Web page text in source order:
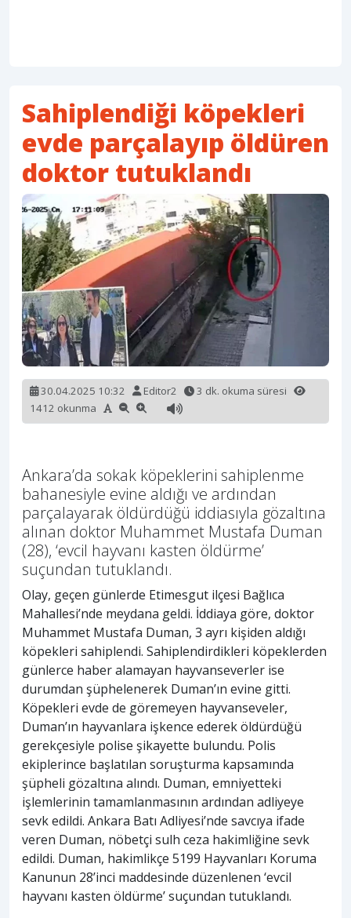
Sahiplendiği köpekleri
evde parçalayıp öldüren
doktor tutuklandı
30.04.2025 10:32 Editor2
3 dk. okuma süresi
1412 okunma
Ankara’da sokak köpeklerini sahiplenme
bahanesiyle evine aldığı ve ardından
parçalayarak öldürdüğü iddiasıyla gözaltına
alınan doktor Muhammet Mustafa Duman
(28), ‘evcil hayvanı kasten öldürme’
suçundan tutuklandı.
Olay, geçen günlerde Etimesgut ilçesi Bağlıca
Mahallesi’nde meydana geldi. İddiaya göre, doktor
Muhammet Mustafa Duman, 3 ayrı kişiden aldığı
köpekleri sahiplendi. Sahiplendirdikleri köpeklerden
günlerce haber alamayan hayvanseverler ise
durumdan şüphelenerek Duman’ın evine gitti.
Köpekleri evde de göremeyen hayvanseveler,
Duman’ın hayvanlara işkence ederek öldürdüğü
gerekçesiyle polise şikayette bulundu. Polis
ekiplerince başlatılan soruşturma kapsamında
şüpheli gözaltına alındı. Duman, emniyetteki
işlemlerinin tamamlanmasının ardından adliyeye
sevk edildi. Ankara Batı Adliyesi’nde savcıya ifade
veren Duman, nöbetçi sulh ceza hakimliğine sevk
edildi. Duman, hakimlikçe 5199 Hayvanları Koruma
Kanunun 28’inci maddesinde düzenlenen ‘evcil
hayvanı kasten öldürme’ suçundan tutuklandı.